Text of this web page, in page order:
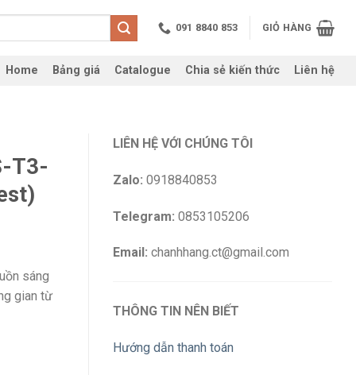
091 8840 853 GIỎ HÀNG
Home Bảng giá Catalogue Chia sẻ kiến thức Liên hệ
LIÊN HỆ VỚI CHÚNG TÔI
Zalo: 0918840853
Telegram: 0853105206
Email: chanhhang.ct@gmail.com
THÔNG TIN NÊN BIẾT
Hướng dẫn thanh toán
T3-
sáng
gian từ